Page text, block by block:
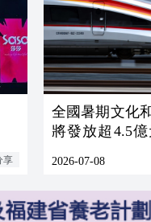
享
全國暑期文化
將發放超4.5
2026-07-08